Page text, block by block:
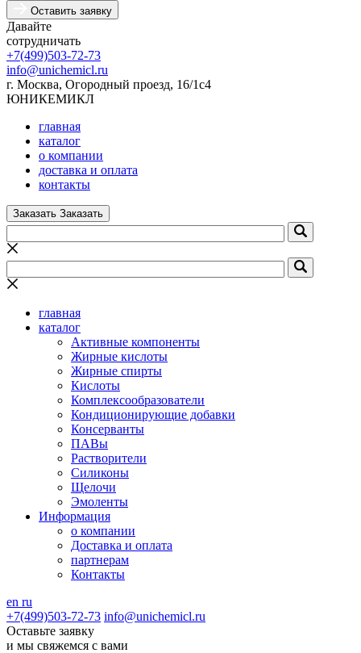
Оставить заявку
Давайте
сотрудничать
+7(499)503-72-73
info@unichemicl.ru
г. Москва, Огородный проезд, 16/1с4
ЮНИКЕМИКЛ
главная
каталог
о компании
доставка и оплата
контакты
Заказать Заказать
главная
каталог
Активные компоненты
Жирные кислоты
Жирные спирты
Кислоты
Комплексообразователи
Кондиционирующие добавки
Консерванты
ПАВы
Растворители
Силиконы
Щелочи
Эмоленты
Информация
о компании
Доставка и оплата
партнерам
Контакты
en ru
+7(499)503-72-73 info@unichemicl.ru
Оставьте заявку
и мы свяжемся с вами